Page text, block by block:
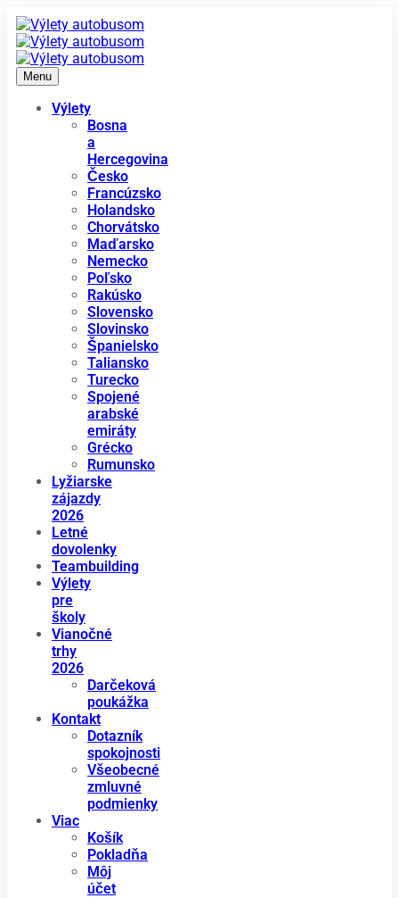
Menu
Výlety
Bosna
a
Hercegovina
Česko
Francúzsko
Holandsko
Chorvátsko
Maďarsko
Nemecko
Poľsko
Rakúsko
Slovensko
Slovinsko
Španielsko
Taliansko
Turecko
Spojené
arabské
emiráty
Grécko
Rumunsko
Lyžiarske
zájazdy
2026
Letné
dovolenky
Teambuilding
Výlety
pre
školy
Vianočné
trhy
2026
Darčeková
poukážka
Kontakt
Dotazník
spokojnosti
Všeobecné
zmluvné
podmienky
Viac
Košík
Pokladňa
Môj
účet